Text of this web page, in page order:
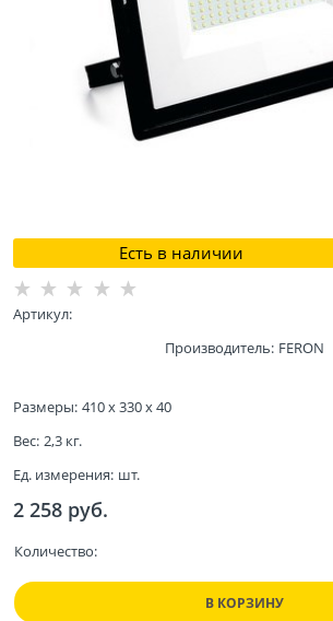
Есть в наличии
Артикул:
Производитель: FERON
Размеры: 410 x 330 x 40
Вес: 2,3 кг.
Ед. измерения: шт.
2 258 руб.
Количество:
В КОРЗИНУ